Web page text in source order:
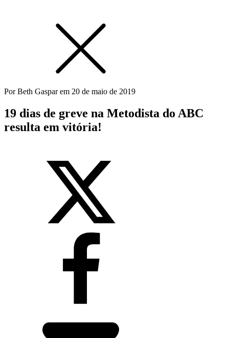
PorBeth Gasparem 20 de maio de 2019
19 dias de greve na Metodista do ABC
resulta em vitória!